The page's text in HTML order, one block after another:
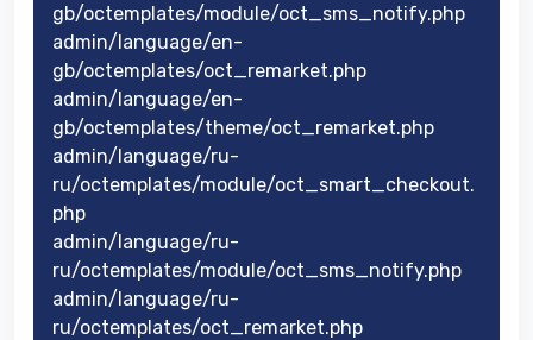
gb/octemplates/module/oct_sms_notify.php
admin/language/en-
gb/octemplates/oct_remarket.php
admin/language/en-
gb/octemplates/theme/oct_remarket.php
admin/language/ru-
ru/octemplates/module/oct_smart_checkout.
php
admin/language/ru-
ru/octemplates/module/oct_sms_notify.php
admin/language/ru-
ru/octemplates/oct_remarket.php